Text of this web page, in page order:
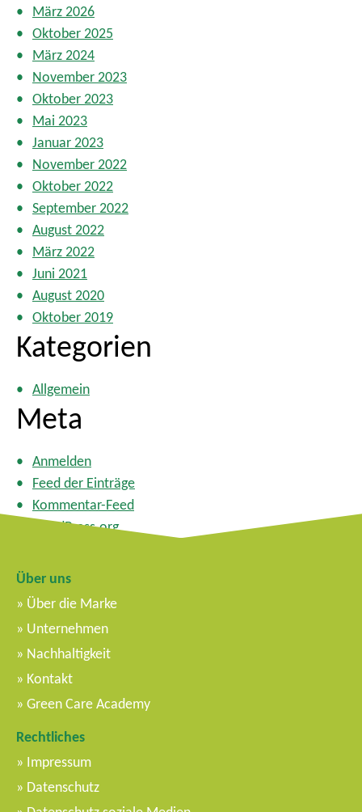
März 2026
Oktober 2025
März 2024
November 2023
Oktober 2023
Mai 2023
Januar 2023
November 2022
Oktober 2022
September 2022
August 2022
März 2022
Juni 2021
August 2020
Oktober 2019
Kategorien
Allgemein
Meta
Anmelden
Feed der Einträge
Kommentar-Feed
WordPress.org
Über uns
Über die Marke
Unternehmen
Nachhaltigkeit
Kontakt
Green Care Academy
Rechtliches
Impressum
Datenschutz